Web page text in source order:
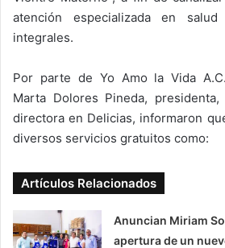
atención especializada en
integrales.
Por parte de Yo Amo la Vida
Marta Dolores Pineda,
directora en Delicias, informaron
diversos servicios gratuitos como:
Artículos Relacionados
Anuncian Miriam
apertura de un